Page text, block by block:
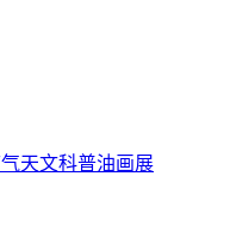
天文科普油画展